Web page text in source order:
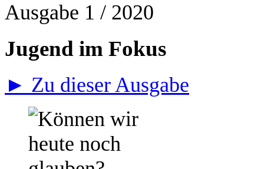
Ausgabe 1 / 2020
Jugend im Fokus
► Zu dieser Ausgabe